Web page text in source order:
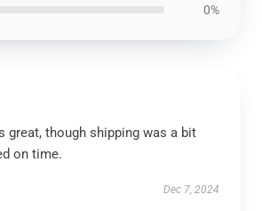
0%
great, though shipping was a bit
on time.
Dec 7, 2024